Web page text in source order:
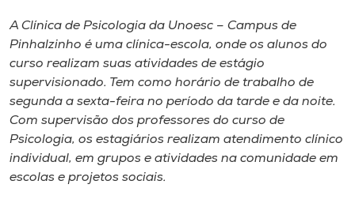
Diplomados
Cultura
CPA
A Clínica de Psicologia da Unoesc – Campus de
Pinhalzinho é uma clínica-escola, onde os alunos do
curso realizam suas atividades de estágio
supervisionado. Tem como horário de trabalho de
segunda a sexta-feira no período da tarde e da noite.
Com supervisão dos professores do curso de
Psicologia, os estagiários realizam atendimento clínico
individual, em grupos e atividades na comunidade em
escolas e projetos sociais.